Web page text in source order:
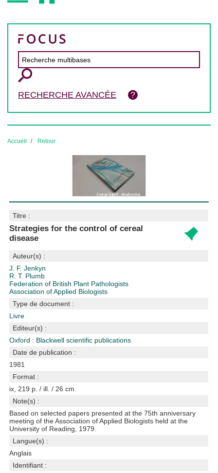
RECHERCHE AVANCÉE
Accueil Retour
Titre :
Strategies for the control of cereal
disease
Auteur(s) :
J. F. Jenkyn
R. T. Plumb
Federation of British Plant Pathologists
Association of Applied Biologists
Type de document :
Livre
Editeur(s) :
Oxford : Blackwell scientific publications
Date de publication :
1981
Format :
ix, 219 p. / ill. / 26 cm
Note(s) :
Based on selected papers presented at the 75th anniversary
meeting of the Association of Applied Biologists held at the
University of Reading, 1979.
Langue(s) :
Anglais
Identifiant :